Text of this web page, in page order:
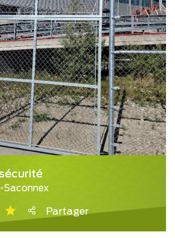
Saconnex
Partager